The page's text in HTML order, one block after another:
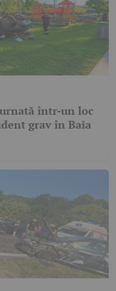
într-un loc
grav în Baia